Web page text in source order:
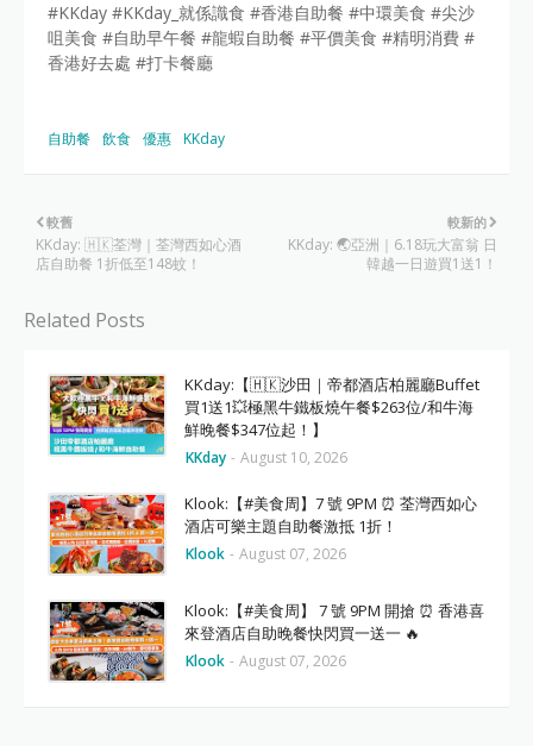
#KKday #KKday_就係識食 #香港自助餐 #中環美食 #尖沙
咀美食 #自助早午餐 #龍蝦自助餐 #平價美食 #精明消費 #
香港好去處 #打卡餐廳
自助餐 飲食 優惠 KKday
較新的
KKday: 🌏亞洲｜6.18玩大富翁 日
韓越一日遊買1送1！
較舊
KKday: 🇭🇰荃灣｜荃灣西如心酒
店自助餐 1折低至148蚊！
Related Posts
KKday:【🇭🇰沙田｜帝都酒店柏麗廳Buffet
買1送1💥極黑牛鐵板燒午餐$263位/和牛海
鮮晚餐$347位起！】
KKday - August 10, 2026
Klook:【#美食周】7 號 9PM ⏰ 荃灣西如心
酒店可樂主題自助餐激抵 1折！
Klook - August 07, 2026
Klook:【#美食周】 7 號 9PM 開搶 ⏰ 香港喜
來登酒店自助晚餐快閃買一送一 🔥
Klook - August 07, 2026